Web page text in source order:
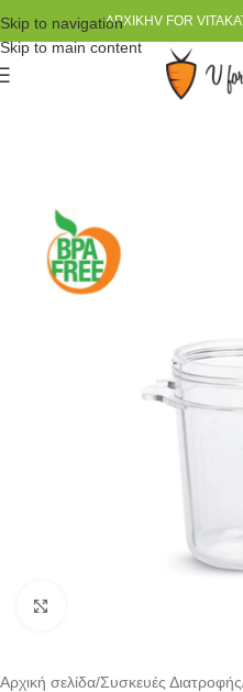
Skip to navigation
Skip to main content
ΑΡΧΙΚΉV FOR VITA
Αρχική σελίδα/Συσκευές Διατροφής